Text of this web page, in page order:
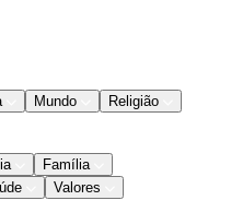
Mundo
Religião
Família
Valores